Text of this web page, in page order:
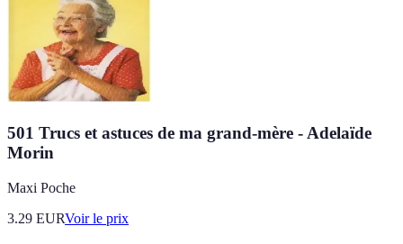
501 Trucs et astuces de ma grand-mère - Adelaïde
Morin
Maxi Poche
3.29 EURVoir le prix